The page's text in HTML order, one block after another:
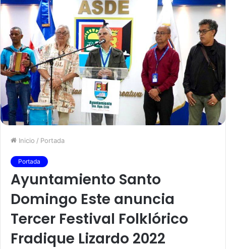
Inicio / Portada
Portada
Ayuntamiento Santo
Domingo Este anuncia
Tercer Festival Folklórico
Fradique Lizardo 2022